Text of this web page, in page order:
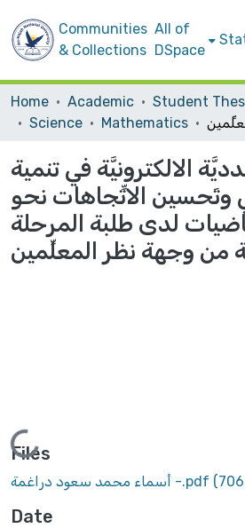
Communities
& Collections
All of
DSpace
Home Academic
Science
Mathematics
الالكترونيَّة في تنمية
وتَحسين الاتِّجاهات نحو
لدى طلبة المرحلة
من وجهة نظر المعلِّمين
Loading...
Files
أسماء محمد سعود دراغمة -.pdf
Date